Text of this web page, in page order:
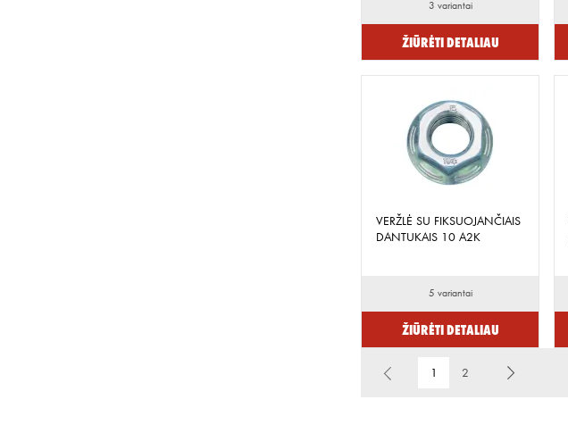
3 variantai
Žiūrėti detaliau
VERŽLĖ SU FIKSUOJANČIAIS
DANTUKAIS 10 A2K
5 variantai
Žiūrėti detaliau
1 2